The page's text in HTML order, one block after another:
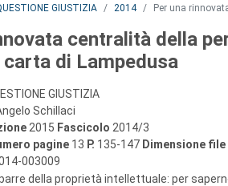
GIUSTIZIA 2014 Per una
centralità della
di Lampedusa
GIUSTIZIA
Schillaci
2015 Fascicolo 2014/3
pagine 13 P. 135-147 Dimensione file
003009
barre della proprietà intellettuale: per